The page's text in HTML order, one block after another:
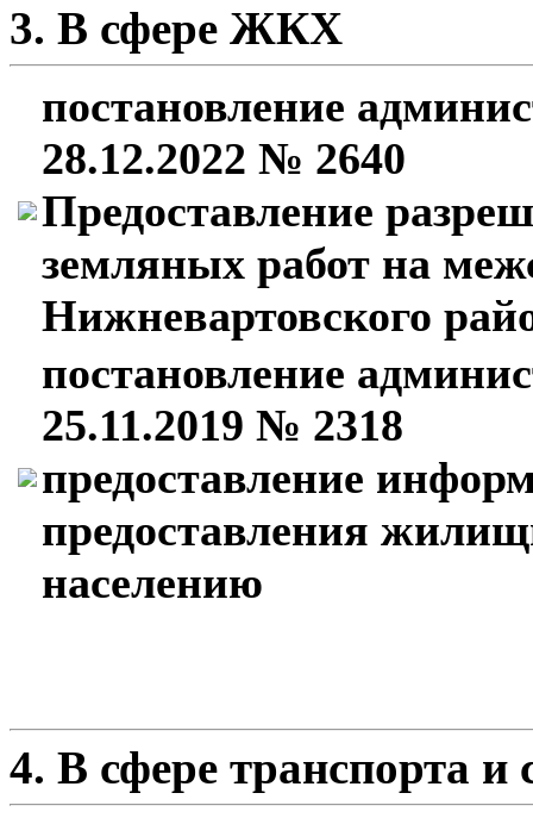
3. В сфере ЖКХ
постановление
28.12.2022 № 2640
Предоставление
земляных работ на
Нижневартовского
постановление
25.11.2019 № 2318
предоставление
предоставления
населению
4. В сфере транспорта и